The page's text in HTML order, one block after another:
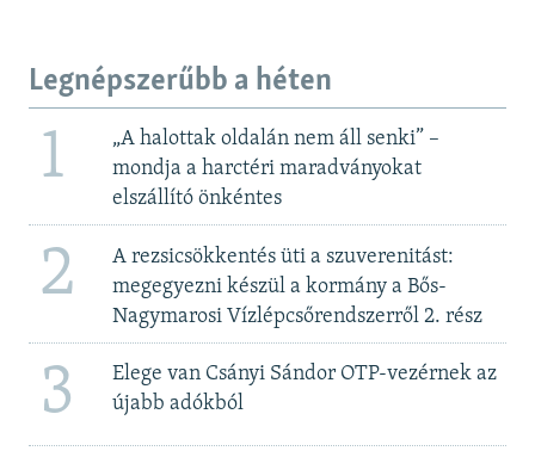
Legnépszerűbb a héten
1
„A halottak oldalán nem áll senki” –
mondja a harctéri maradványokat
elszállító önkéntes
2
A rezsicsökkentés üti a szuverenitást:
megegyezni készül a kormány a Bős-
Nagymarosi Vízlépcsőrendszerről 2. rész
3
Elege van Csányi Sándor OTP-vezérnek az
újabb adókból